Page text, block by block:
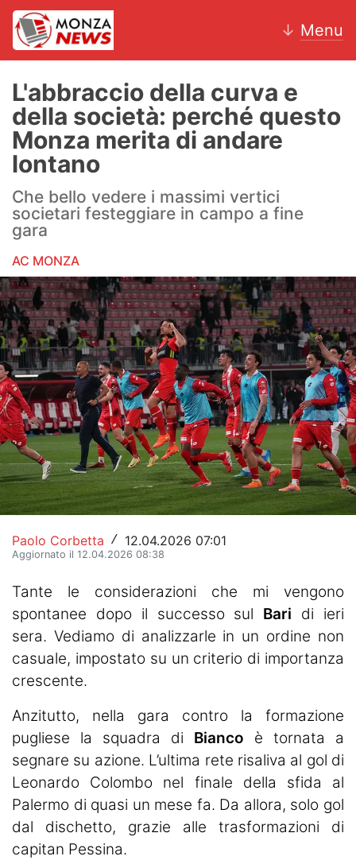
↓ Menu
News
AC Monza
Calcio
Motori
Volley
Hockey
Altri sport
Hockey
Pallanuoto
Pallamano
Altre
News
Turismo
Eventi
L'abbraccio della curva e
della società: perché questo
Monza merita di andare
lontano
Che bello vedere i massimi vertici
societari festeggiare in campo a fine
gara
AC MONZA
Paolo Corbetta / 12.04.2026 07:01
Aggiornato il 12.04.2026 08:38
Tante le considerazioni che mi vengono
spontanee dopo il successo sul Bari di ieri
sera. Vediamo di analizzarle in un ordine non
casuale, impostato su un criterio di importanza
crescente.
Anzitutto, nella gara contro la formazione
pugliese la squadra di Bianco è tornata a
segnare su azione. L’ultima rete risaliva al gol di
Leonardo Colombo nel finale della sfida al
Palermo di quasi un mese fa. Da allora, solo gol
dal dischetto, grazie alle trasformazioni di
capitan Pessina.